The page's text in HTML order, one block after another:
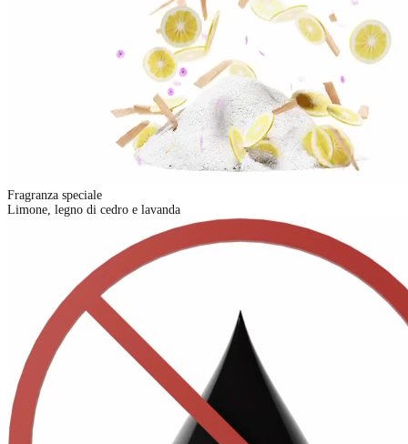
Fragranza speciale
Limone, legno di cedro e lavanda